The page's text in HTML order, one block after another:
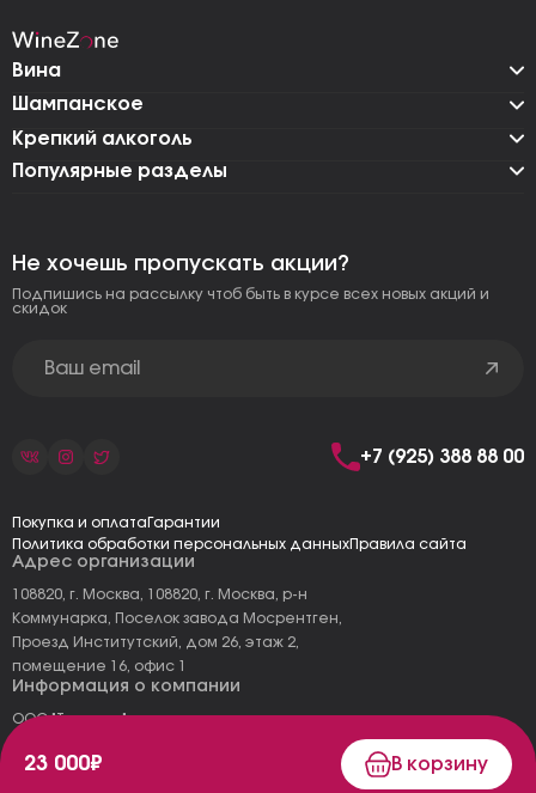
23 000₽ В корзину
Вина
Шампанское
Крепкий алкоголь
Популярные разделы
Адрес организации
108820, г. Москва, 108820, г. Москва, р-н
Коммунарка, Поселок завода Мосрентген,
Проезд Институтский, дом 26, этаж 2,
помещение 16, офис 1
Информация о компании
ООО "Тоскана"
КПП: 775101001
Не хочешь пропускать акции?
Подпишись на рассылку чтоб быть в курсе всех новых акций и
скидок
+7 (925) 388 88 00
Покупка и оплата Гарантии
Политика обработки персональных данныхПравила сайта